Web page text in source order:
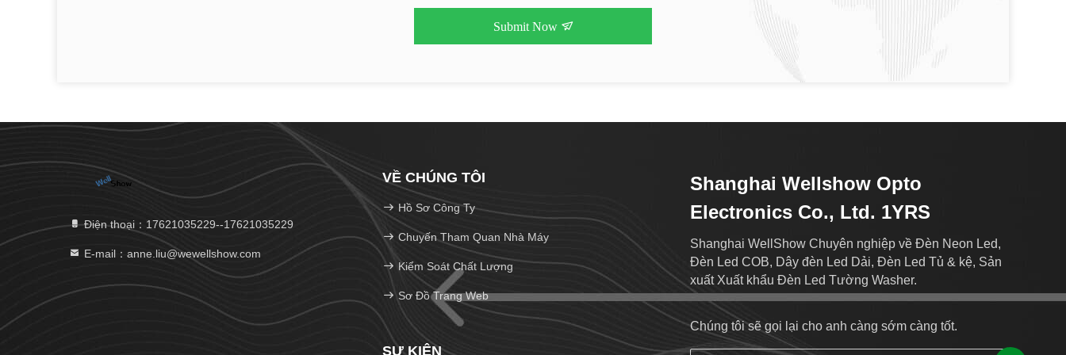
Submit Now
Điện thoại：17621035229--17621035229
E-mail：anne.liu@wewellshow.com
VỀ CHÚNG TÔI
Hồ Sơ Công Ty
Chuyến Tham Quan Nhà Máy
Kiểm Soát Chất Lượng
Sơ Đồ Trang Web
SỰ KIỆN
Shanghai Wellshow Opto
Electronics Co., Ltd. 1YRS
Shanghai WellShow Chuyên nghiệp về Đèn Neon Led,
Đèn Led COB, Dây đèn Led Dải, Đèn Led Tủ & kệ, Sản
xuất Xuất khẩu Đèn Led Tường Washer.
Chúng tôi sẽ gọi lại cho anh càng sớm càng tốt.